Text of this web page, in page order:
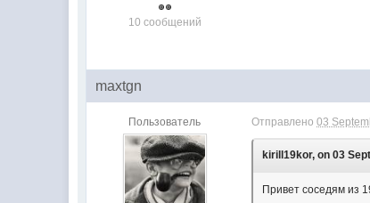
10 сообщений
maxtgn
Пользователь Отправлено03
kirill19kor, on 03
Привет соседям из